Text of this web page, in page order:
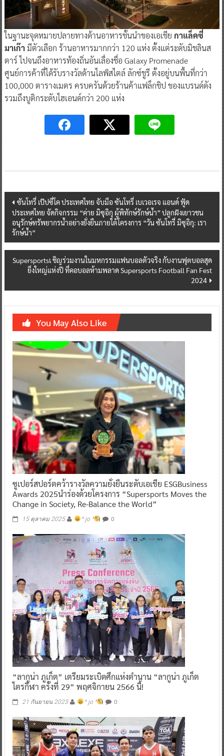
ในฐานะจุดหมายปลายทางด้านอาหารชั้นนำของเอเชียกาแล็คซี่
มาเก๊ามีตัวเลือก ร้านอาหารมากกว่า 120 แห่ง ตั้งแต่ระดับมิชลินส
ตาร์ ไปจนถึงอาหารท้องถิ่นอันเลื่องชื่อ Galaxy Promenade
ศูนย์การค้าที่ได้รับรางวัลด้านไลฟ์สไตล์ ลักซ์ชูรี ตั้งอยู่บนพื้นที่กว่า
100,000 ตารางเมตร ครบครันด้วยร้านค้าแฟล็กชิป ของแบรนด์ดัง
รวมถึงบูติกระดับไฮเอนด์กว่า 200 แห่ง
Post
navigation
ซันโทรี่ เป๊ปซี่โค ประเทศไทย จับมือ ซันโทรี่ เบเวอเรจ แอนด์ ฟู้ด
ประเทศไทย จัดกิจกรรม “ค่าย มิซุอิกุ ผู้พิทักษ์รักษ์น้ำ” ปลูกฝังเยาวชน
อนุรักษ์ทรัพยากรน้ำอย่างยั่งยืนภายใต้โครงการ “วัน ซันโทรี่ มิซุอิกุ: เรา
Supersportsเ ชิญร่วมงานในมหกรรมแฟนบอลตัวจริง กับงานฟุตบอลสุด
ยิ่งใหญ่แห่งปี ที่คอบอลห้ามพลาด Supersports Football Fan Fest
You May Also Like
ซูเปอร์สปอร์ตคว้ารางวัลความยั่งยืนระดับเอเชีย ESGBusiness
Awards 2025นำร่องด้วยโครงการ “Supersports Moves the
Change in Society, Re-Balance the World”
15 ตุลาคม 2025 ^ jo ^ 0
“ลากูน่า ภูเก็ต” เตรียมระเบิดศึกแห่งตำนาน “ลากูน่า ภูเก็ต
ไตรกีฬา ครั้งที่ 29” พฤศจิกายน 2566 นี้!
21 กันยายน 2023 ^ jo ^ 0